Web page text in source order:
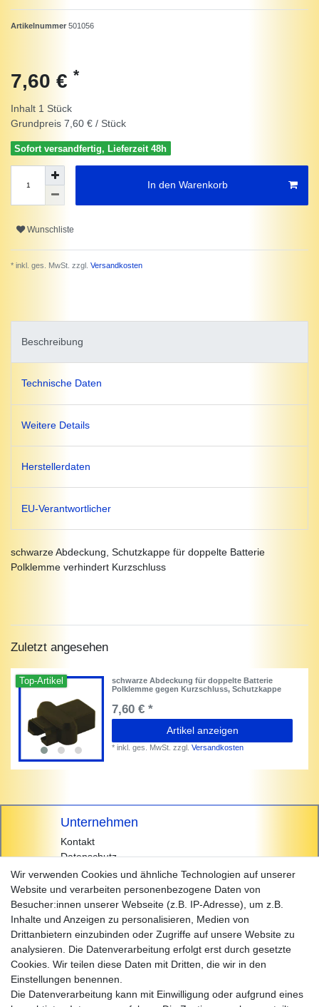
Artikelnummer 501056
7,60 € *
Inhalt 1 Stück
Grundpreis 7,60 € / Stück
Sofort versandfertig, Lieferzeit 48h
In den Warenkorb
Wunschliste
* inkl. ges. MwSt. zzgl. Versandkosten
Beschreibung
Technische Daten
Weitere Details
Herstellerdaten
EU-Verantwortlicher
schwarze Abdeckung, Schutzkappe für doppelte Batterie
Polklemme verhindert Kurzschluss
Zuletzt angesehen
Top-Artikel
schwarze Abdeckung für doppelte Batterie
Polklemme gegen Kurzschluss, Schutzkappe
7,60 € *
Artikel anzeigen
*inkl. ges. MwSt. zzgl.Versandkosten
Unternehmen
Kontakt
Datenschutz
AGB
Impressum
Einkaufen
Zahlungsarten
Versandarten & -kosten
Widerrufsrecht
Warenkorb
Zur Kasse
Wir verwenden Cookies und ähnliche Technologien auf unserer
Website und verarbeiten personenbezogene Daten von
Besucher:innen unserer Webseite (z.B. IP-Adresse), um z.B.
Inhalte und Anzeigen zu personalisieren, Medien von
Drittanbietern einzubinden oder Zugriffe auf unsere Website zu
analysieren. Die Datenverarbeitung erfolgt erst durch gesetzte
Cookies. Wir teilen diese Daten mit Dritten, die wir in den
Einstellungen benennen.
Die Datenverarbeitung kann mit Einwilligung oder aufgrund eines